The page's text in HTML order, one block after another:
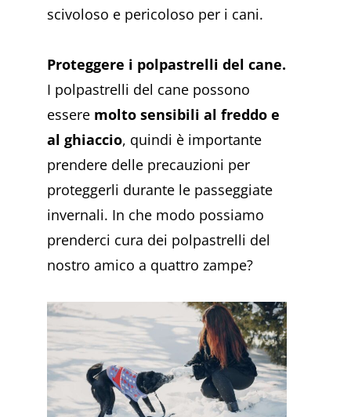
scivoloso e pericoloso per i cani.
Proteggere i polpastrelli del cane.
I polpastrelli del cane possono
essere molto sensibili al freddo e
al ghiaccio, quindi è importante
prendere delle precauzioni per
proteggerli durante le passeggiate
invernali. In che modo possiamo
prenderci cura dei polpastrelli del
nostro amico a quattro zampe?